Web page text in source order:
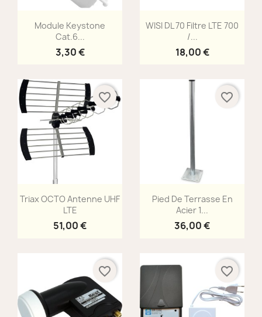
Aperçu rapide
Module Keystone
Cat.6...
3,30 €
Aperçu rapide
WISI DL 70 Filtre LTE 700
/...
18,00 €
Aperçu rapide
Triax OCTO Antenne UHF
LTE
51,00 €
favorite_border
Aperçu rapide
Pied De Terrasse En
Acier 1...
36,00 €
favorite_border
favorite_border favorite_border